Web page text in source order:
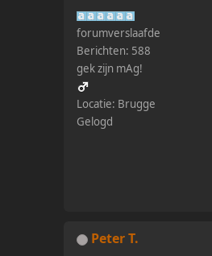
forumverslaafde
Berichten: 588
gek zijn mAg!
Locatie: Brugge
Gelogd
Peter T.